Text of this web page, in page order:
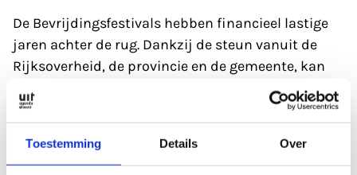
Toestemming Details Over
De Bevrijdingsfestivals hebben financieel lastige
jaren achter de rug. Dankzij de steun vanuit de
Rijksoverheid, de provincie en de gemeente, kan
het Bevrijdingsfestival Utrecht dit jaar doorgaan.
Naast het optreden van Ambassadeurs van de
bands en dj’s op tijdens Bevrijdingsfestival